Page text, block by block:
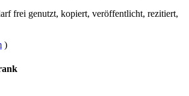
frei genutzt, kopiert, veröffentlicht, rezitiert,
)